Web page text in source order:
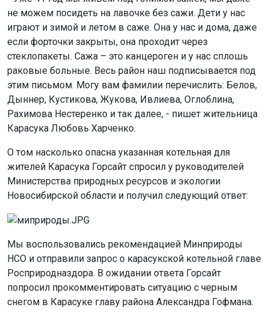
не можем посидеть на лавочке без сажи. Дети у нас
играют и зимой и летом в саже. Она у нас и дома, даже
если форточки закрыты, она проходит через
стеклопакеты. Сажа – это канцероген и у нас сплошь
раковые больные. Весь район наш подписывается под
этим письмом. Могу вам фамилии перечислить: Белов,
Дыннер, Кустикова, Жукова, Ивлиева, Оглоблина,
Рахимова Нестеренко и так далее, - пишет жительница
Карасука Любовь Харченко.
О том насколько опасна указанная котельная для
жителей Карасука Горсайт спросил у руководителей
Министерства природных ресурсов и экологии
Новосибирской области и получил следующий ответ:
Мы воспользовались рекомендацией Минприроды
НСО и отправили запрос о карасукской котельной главе
Росприродназдора. В ожидании ответа Горсайт
попросил прокомментировать ситуацию с черным
снегом в Карасуке главу района Александра Гофмана.